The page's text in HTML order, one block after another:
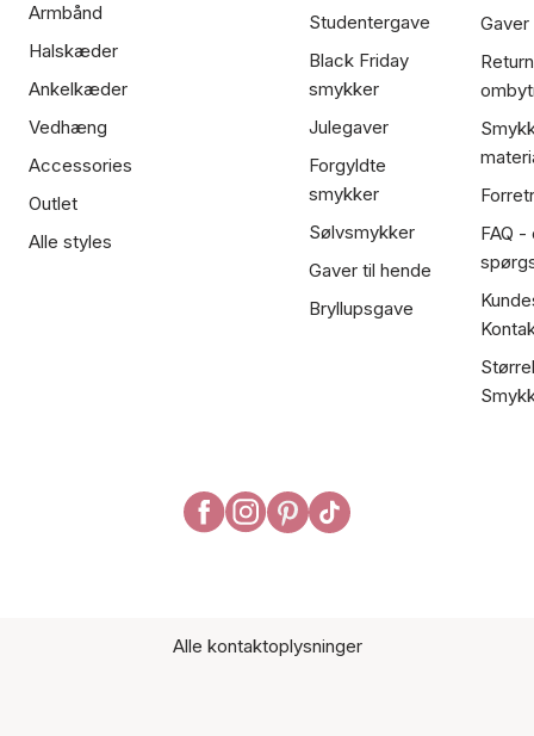
Armbånd
Halskæder
Ankelkæder
Vedhæng
Accessories
Outlet
Alle styles
Studentergave
Black Friday
smykker
Julegaver
Forgyldte
smykker
Sølvsmykker
Gaver til hende
Bryllupsgave
FAQ
Alle kontaktoplysninger